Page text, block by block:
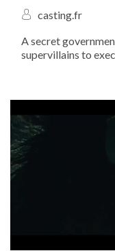
casting.fr
A secret
supervillains to